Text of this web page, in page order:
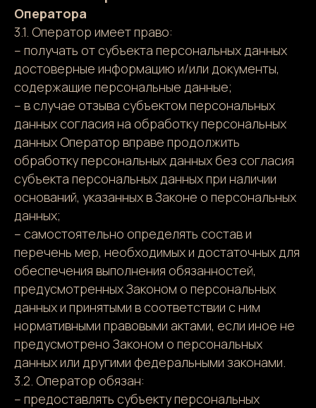
Оператора
3.1. Оператор имеет право:
– получать от субъекта персональных данных
достоверные информацию и/или документы,
содержащие персональные данные;
– в случае отзыва субъектом персональных
данных согласия на обработку персональных
данных Оператор вправе продолжить
обработку персональных данных без согласия
субъекта персональных данных при наличии
оснований, указанных в Законе о персональных
данных;
– самостоятельно определять состав и
перечень мер, необходимых и достаточных для
обеспечения выполнения обязанностей,
предусмотренных Законом о персональных
данных и принятыми в соответствии с ним
нормативными правовыми актами, если иное не
предусмотрено Законом о персональных
данных или другими федеральными законами.
3.2. Оператор обязан:
– предоставлять субъекту персональных